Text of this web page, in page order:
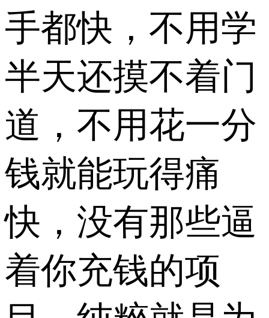
手都快，不用学
半天还摸不着门
道，不用花一分
钱就能玩得痛
快，没有那些逼
着你充钱的项